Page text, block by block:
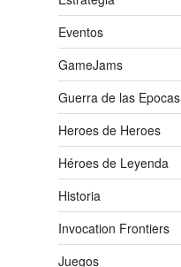
Eventos
GameJams
Guerra de las Epocas
Heroes de Heroes
Héroes de Leyenda
Historia
Invocation Frontiers
Juegos